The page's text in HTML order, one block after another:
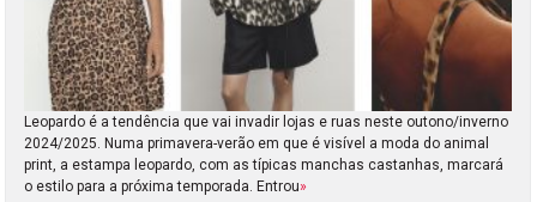
Leopardo é a tendência que vai invadir lojas e ruas neste outono/inverno
2024/2025. Numa primavera-verão em que é visível a moda do animal
print, a estampa leopardo, com as típicas manchas castanhas, marcará
o estilo para a próxima temporada. Entrou»